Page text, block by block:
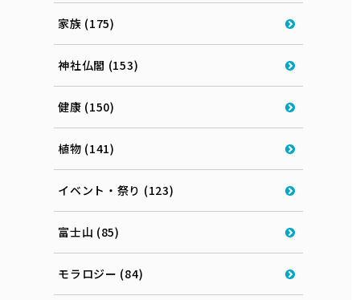
家族 (175)
神社仏閣 (153)
健康 (150)
植物 (141)
イベント・祭り (123)
富士山 (85)
モラロジー (84)